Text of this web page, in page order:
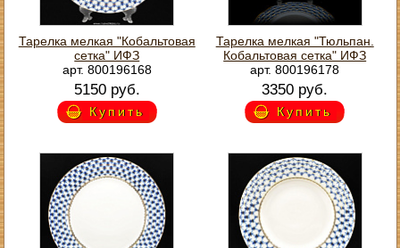
Тарелка мелкая "Кобальтовая
сетка" ИФЗ
арт. 800196168
5150 руб.
Купить
Тарелка мелкая "Тюльпан.
Кобальтовая сетка" ИФЗ
арт. 800196178
3350 руб.
Купить